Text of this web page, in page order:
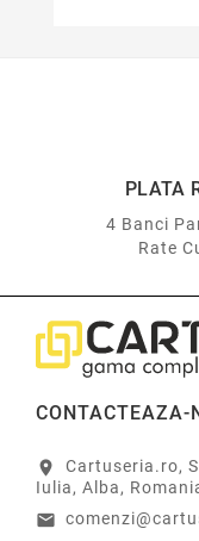
PLATA
4 Banci
Rate
CONTACTEAZA-
location_on
Cartuseria.ro,
Iulia, Alba,
email